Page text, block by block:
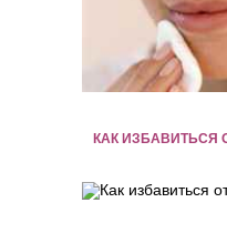
КАК ИЗБАВИТЬСЯ